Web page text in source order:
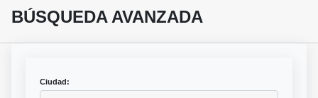
BÚSQUEDA AVANZADA
Ciudad: